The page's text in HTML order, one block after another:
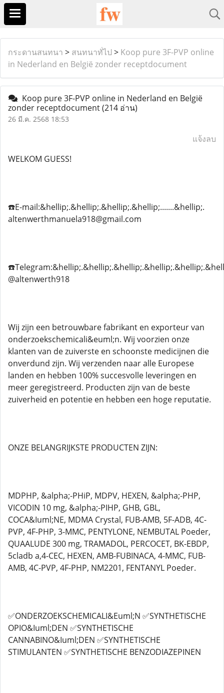
กระดานสนทนา > สนทนาทั่ไป > Koop pure 3F-PVP online
in Nederland en België zonder receptdocument
Koop pure 3F-PVP online in Nederland en België
zonder receptdocument(214 อ่าน)
26 มี.ค. 2568 18:53
แจ้งลบ
WELKOM GUESS!
☎️E-mail:&hellip;.&hellip;.&hellip;.&hellip;.......&hellip;.
altenwerthmanuela918@gmail.com
@altenwerth918
Wij zijn een betrouwbare fabrikant en exporteur van
onderzoekschemicali&euml;n. Wij voorzien onze
klanten van de zuiverste en schoonste medicijnen die
onverdund zijn. Wij verzenden naar alle Europese
landen en hebben 100% succesvolle leveringen en
meer geregistreerd. Producten zijn van de beste
zuiverheid en potentie en hebben een hoge reputatie.
ONZE BELANGRIJKSTE PRODUCTEN ZIJN:
MDPHP, &alpha;-PHiP, MDPV, HEXEN, &alpha;-PHP,
VICODIN 10 mg, &alpha;-PIHP, GHB, GBL,
COCA&Iuml;NE, MDMA Crystal, FUB-AMB, 5F-ADB, 4C-
PVP, 4F-PHP, 3-MMC, PENTYLONE, NEMBUTAL Poeder,
QUAALUDE 300 mg, TRAMADOL, PERCOCET, BK-EBDP,
5cladb a,4-CEC, HEXEN, AMB-FUBINACA, 4-MMC, FUB-
AMB, 4C-PVP, 4F-PHP, NM2201, FENTANYL Poeder.
✅ONDERZOEKSCHEMICALI&Euml;N ✅SYNTHETISCHE
OPIO&Iuml;DEN ✅SYNTHETISCHE
CANNABINO&Iuml;DEN ✅SYNTHETISCHE
STIMULANTEN ✅SYNTHETISCHE BENZODIAZEPINEN